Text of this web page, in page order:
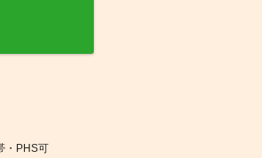
・PHS可